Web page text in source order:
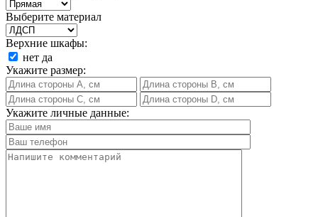
Выберите материал
Верхние шкафы:
нет да
Укажите размер:
Укажите личные данные: